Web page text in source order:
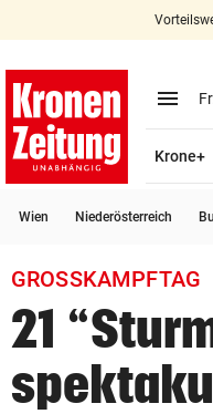
account_circle Anmelden
bookmark
search
Suchbegriff
eingeben
menu
Krone+
Wien Niederösterreich
GROSSKAMPFTAG
21